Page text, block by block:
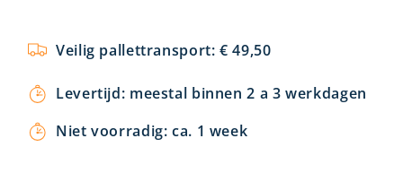
Veilig pallettransport: € 49,50
Levertijd: meestal binnen 2 a 3 werkdagen
Niet voorradig: ca. 1 week